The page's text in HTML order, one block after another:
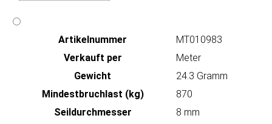
Artikeln‌ummer
MT010983
Verkauft per
Meter
Gewicht
24.3 Gramm
Mindestbruchlast (kg)
870
Seildurchmesser
8 mm